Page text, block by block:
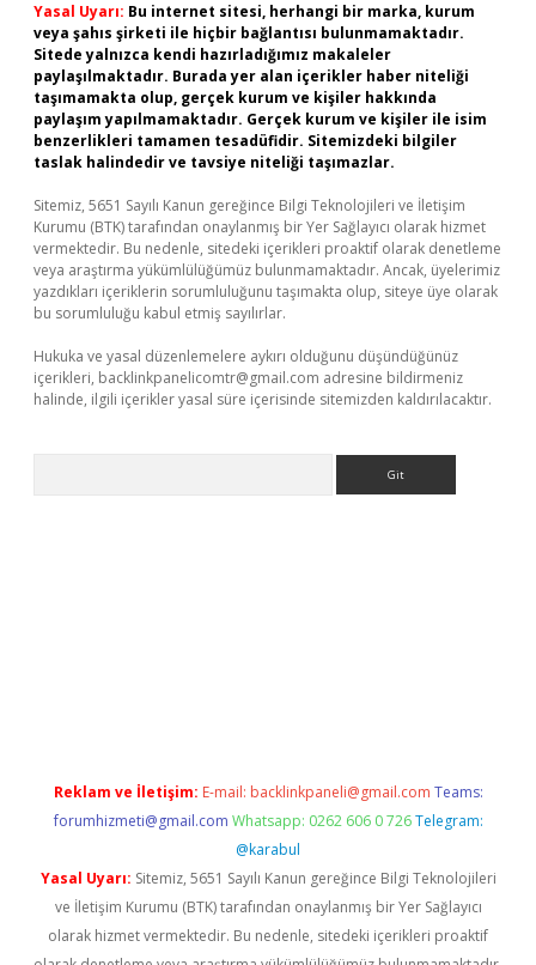
Yasal Uyarı: Bu internet sitesi, herhangi bir marka, kurum
veya şahıs şirketi ile hiçbir bağlantısı bulunmamaktadır.
Sitede yalnızca kendi hazırladığımız makaleler
paylaşılmaktadır. Burada yer alan içerikler haber niteliği
taşımamakta olup, gerçek kurum ve kişiler hakkında
paylaşım yapılmamaktadır. Gerçek kurum ve kişiler ile isim
benzerlikleri tamamen tesadüfidir. Sitemizdeki bilgiler
taslak halindedir ve tavsiye niteliği taşımazlar.
Sitemiz, 5651 Sayılı Kanun gereğince Bilgi Teknolojileri ve İletişim
Kurumu (BTK) tarafından onaylanmış bir Yer Sağlayıcı olarak hizmet
vermektedir. Bu nedenle, sitedeki içerikleri proaktif olarak denetleme
veya araştırma yükümlülüğümüz bulunmamaktadır. Ancak, üyelerimiz
yazdıkları içeriklerin sorumluluğunu taşımakta olup, siteye üye olarak
bu sorumluluğu kabul etmiş sayılırlar.
Hukuka ve yasal düzenlemelere aykırı olduğunu düşündüğünüz
içerikleri, backlinkpanelicomtr@gmail.com adresine bildirmeniz
halinde, ilgili içerikler yasal süre içerisinde sitemizden kaldırılacaktır.
Reklam ve İletişim: E-mail: backlinkpaneli@gmail.com Teams:
forumhizmeti@gmail.com Whatsapp: 0262 606 0 726 Telegram:
@karabul
Yasal Uyarı: Sitemiz, 5651 Sayılı Kanun gereğince Bilgi Teknolojileri
ve İletişim Kurumu (BTK) tarafından onaylanmış bir Yer Sağlayıcı
olarak hizmet vermektedir. Bu nedenle, sitedeki içerikleri proaktif